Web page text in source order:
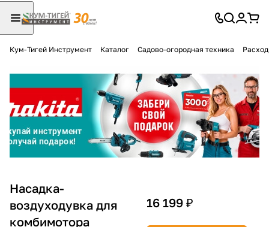
Кум-Тигей Инструмент Каталог Садово-огородная техника
Насадка-
воздуходувка для
комбимотора
16 199 ₽
Разбейте
оплатуна части
без переплат
График платежей
Сегодня